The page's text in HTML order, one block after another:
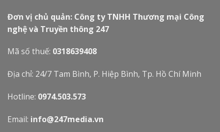
Đơn vị chủ quản: Công ty TNHH Thương mại Công
nghệ và Truyền thông 247
Mã số thuế: 0318639408
Địa chỉ: 24/7 Tam Bình, P. Hiệp Bình, Tp. Hồ Chí Minh
Hotline: 0974.503.573
Email: info@247media.vn